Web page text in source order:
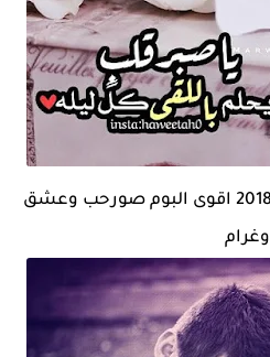
صورحب رومنسيه جديدة 2018 اقوى البوم صورحب وعشق
وغرام